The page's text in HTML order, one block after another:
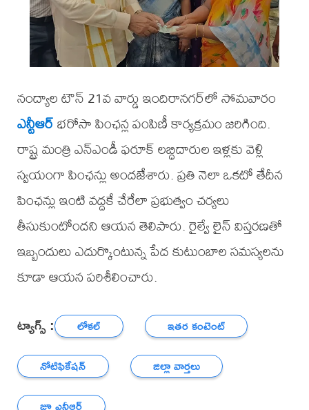
నంద్యాల టౌన్ 21వ వార్డు ఇందిరానగర్‌లో సోమవారం
ఎన్టీఆర్భరోసా పింఛన్ల పంపిణీ కార్యక్రమం జరిగింది.
రాష్ట్ర మంత్రి ఎన్ఎండీ ఫరూక్ లబ్ధిదారుల ఇళ్లకు వెళ్లి
స్వయంగా పింఛన్లు అందజేశారు. ప్రతి నెలా ఒకటో తేదీన
పింఛన్లు ఇంటి వద్దకే చేరేలా ప్రభుత్వం చర్యలు
తీసుకుంటోందని ఆయన తెలిపారు. రైల్వే లైన్ విస్తరణతో
ఇబ్బందులు ఎదుర్కొంటున్న పేద కుటుంబాల సమస్యలను
కూడా ఆయన పరిశీలించారు.
ట్యాగ్స్ : లోకల్
ఇతర కంటెంట్
నోటిఫికేషన్
జిల్లా వార్తలు
జూ ఎన్టీఆర్